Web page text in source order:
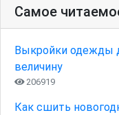
Самое
Выкройки одежды
величину
206919
Как сшить